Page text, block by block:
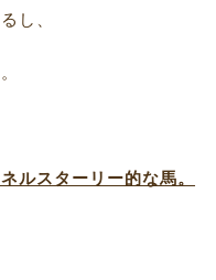
し、
ルスターリー的な馬。